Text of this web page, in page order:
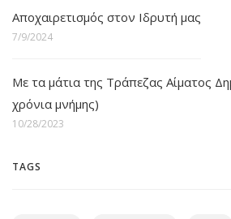
Αποχαιρετισμός στον Ιδρυτή μας
7/9/2024
Με τα μάτια της Τράπεζας Αίματος
χρόνια μνήμης)
10/28/2023
TAGS